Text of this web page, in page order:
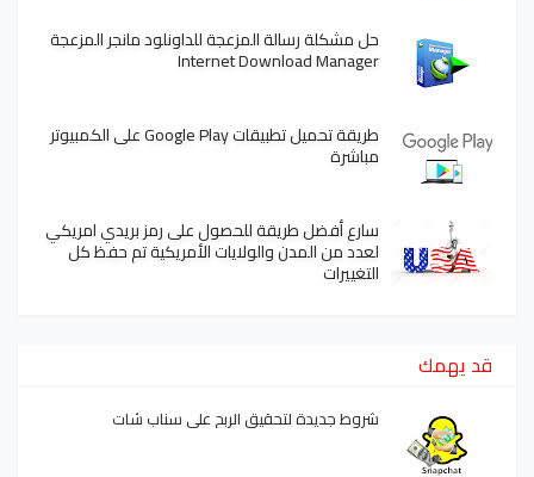
حل مشكلة رسالة المزعجة للداونلود مانجر المزعجة
Internet Download Manager
طريقة تحميل تطبيقات Google Play على الكمبيوتر
مباشرة
سارع أفضل طريقة للحصول على رمز بريدي امريكي
لعدد من المدن والولايات الأمريكية تم حفظ كل
التغييرات
قد يهمك
شروط جديدة لتحقيق الربح على سناب شات